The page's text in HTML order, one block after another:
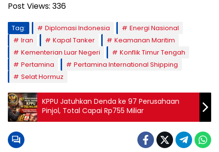
Post Views: 336
Tag: Diplomasi Indonesia
Energi Nasional
Iran
Kapal Tanker
Keamanan Maritim
Kementerian Luar Negeri
Konflik Timur Tengah
Pertamina
Pertamina International Shipping
Selat Hormuz
KPPU Jatuhkan Denda ke 97 Perusahaan
Pinjol, Total Capai Rp755 Miliar